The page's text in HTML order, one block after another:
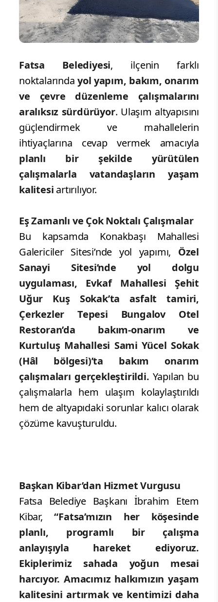
Fatsa Belediyesi, ilçenin farklı
noktalarında yol yapım, bakım, onarım
ve çevre düzenleme çalışmalarını
aralıksız sürdürüyor. Ulaşım altyapısını
güçlendirmek ve mahallelerin
ihtiyaçlarına cevap vermek amacıyla
planlı bir şekilde yürütülen
çalışmalarla vatandaşların yaşam
kalitesi artırılıyor.
Eş Zamanlı ve Çok Noktalı Çalışmalar
Bu kapsamda Konakbaşı Mahallesi
Galericiler Sitesi’nde yol yapımı, Özel
Sanayi Sitesi’nde yol dolgu
uygulaması, Evkaf Mahallesi Şehit
Uğur Kuş Sokak’ta asfalt tamiri,
Çerkezler Tepesi Bungalov Otel
Restoran’da bakım-onarım ve
Kurtuluş Mahallesi Sami Yücel Sokak
(Hâl bölgesi)’ta bakım onarım
çalışmaları gerçekleştirildi. Yapılan bu
çalışmalarla hem ulaşım kolaylaştırıldı
hem de altyapıdaki sorunlar kalıcı olarak
çözüme kavuşturuldu.
Başkan Kibar’dan Hizmet Vurgusu
Fatsa Belediye Başkanı İbrahim Etem
Kibar, “Fatsa’mızın her köşesinde
planlı, programlı bir çalışma
anlayışıyla hareket ediyoruz.
Ekiplerimiz sahada yoğun mesai
harcıyor. Amacımız halkımızın yaşam
kalitesini artırmak ve kentimizi daha